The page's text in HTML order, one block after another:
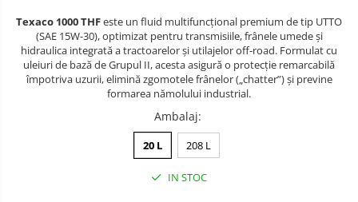
Texaco 1000 THFeste un fluid multifuncțional premium de tip UTTO
(SAE 15W-30), optimizat pentru transmisiile, frânele umede și
hidraulica integrată a tractoarelor și utilajelor off-road. Formulat cu
uleiuri de bază de Grupul II, acesta asigură o protecție remarcabilă
împotriva uzurii, elimină zgomotele frânelor („chatter”) și previne
formarea nămolului industrial.
Ambalaj:
20 L 208 L
IN STOC